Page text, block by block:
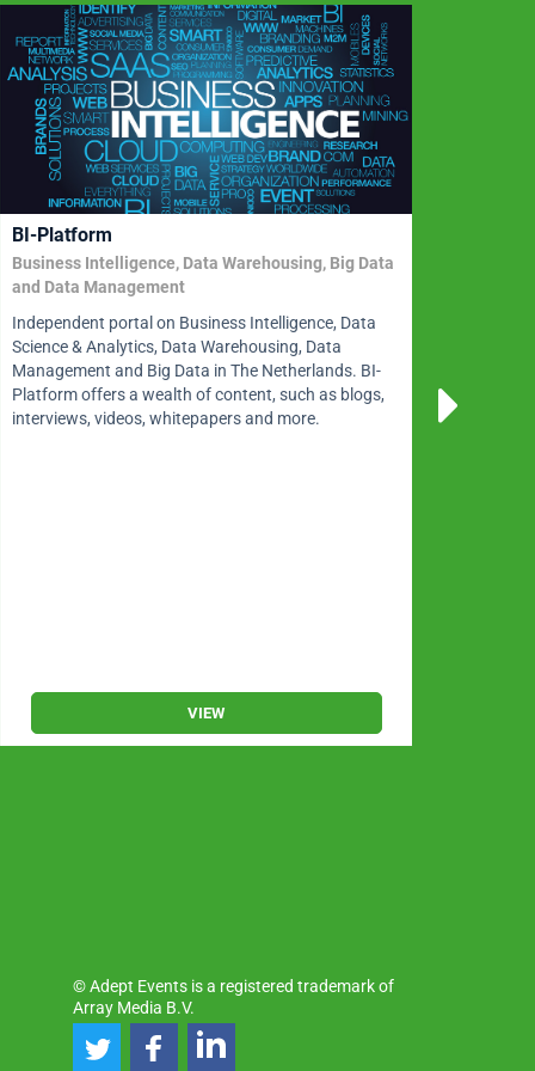
BI-Platform
Business Intelligence, Data Warehousing, Big Data
and Data Management
Independent portal on Business Intelligence, Data
Science & Analytics, Data Warehousing, Data
Management and Big Data in The Netherlands. BI-
Platform offers a wealth of content, such as blogs,
interviews, videos, whitepapers and more.
VIEW
© Adept Events is a registered trademark of
Array Media B.V.